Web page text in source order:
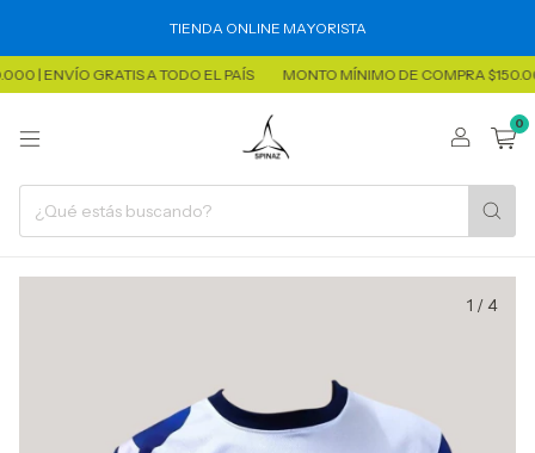
TIENDA ONLINE MAYORISTA
GRATIS A TODO EL PAÍS MONTO MÍNIMO DE COMPRA $150.000 |
0
1 / 4